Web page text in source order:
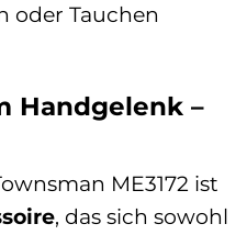
oder Tauchen
Handgelenk –
ME3172 ist
, das sich sowohl